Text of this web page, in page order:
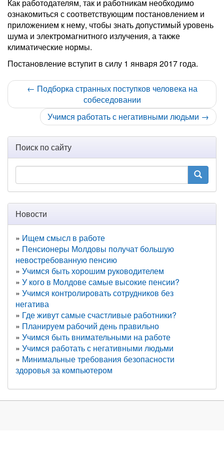
Как работодателям, так и работникам необходимо
ознакомиться с соответствующим постановлением и
приложением к нему, чтобы знать допустимый уровень
шума и электромагнитного излучения, а также
климатические нормы.
Постановление вступит в силу 1 января 2017 года.
← Подборка странных поступков человека на
собеседовании
Учимся работать с негативными людьми →
Поиск по сайту
Новости
Ищем смысл в работе
Пенсионеры Молдовы получат большую
невостребованную пенсию
Учимся быть хорошим руководителем
У кого в Молдове самые высокие пенсии?
Учимся контролировать сотрудников без
негатива
Где живут самые счастливые работники?
Планируем рабочий день правильно
Учимся быть внимательными на работе
Учимся работать с негативными людьми
Минимальные требования безопасности
здоровья за компьютером